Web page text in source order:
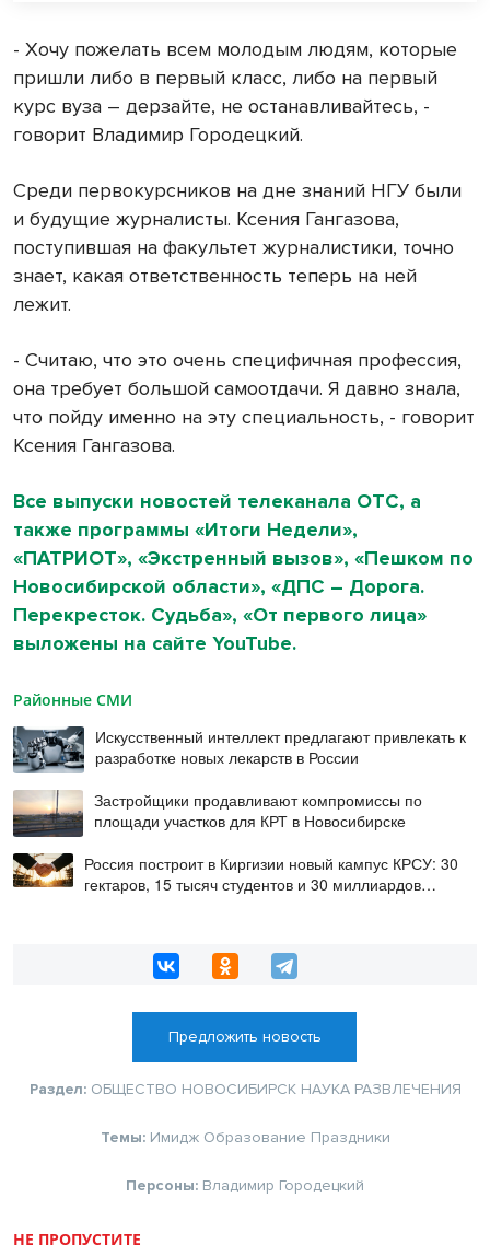
- Хочу пожелать всем молодым людям, которые
пришли либо в первый класс, либо на первый
курс вуза – дерзайте, не останавливайтесь, -
говорит Владимир Городецкий.
Среди первокурсников на дне знаний НГУ были
и будущие журналисты. Ксения Гангазова,
поступившая на факультет журналистики, точно
знает, какая ответственность теперь на ней
лежит.
- Считаю, что это очень специфичная профессия,
она требует большой самоотдачи. Я давно знала,
что пойду именно на эту специальность, - говорит
Ксения Гангазова.
Все выпуски новостей телеканала ОТС, а
также программы «Итоги Недели»,
«ПАТРИОТ», «Экстренный вызов», «Пешком по
Новосибирской области», «ДПС – Дорога.
Перекресток. Судьба», «От первого лица»
выложены на сайте YouTube.
Районные СМИ
Искусственный интеллект предлагают привлекать к
разработке новых лекарств в России
Застройщики продавливают компромиссы по
площади участков для КРТ в Новосибирске
Россия построит в Киргизии новый кампус КРСУ: 30
гектаров, 15 тысяч студентов и 30 миллиардов
Предложить новость
Раздел: ОБЩЕСТВО НОВОСИБИРСК НАУКА РАЗВЛЕЧЕНИЯ
Темы: Имидж Образование Праздники
Персоны: Владимир Городецкий
НЕ ПРОПУСТИТЕ